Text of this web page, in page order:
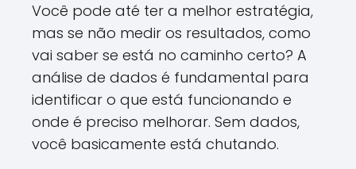
Você pode até ter a melhor estratégia,
mas se não medir os resultados, como
vai saber se está no caminho certo? A
análise de dados é fundamental para
identificar o que está funcionando e
onde é preciso melhorar. Sem dados,
você basicamente está chutando.